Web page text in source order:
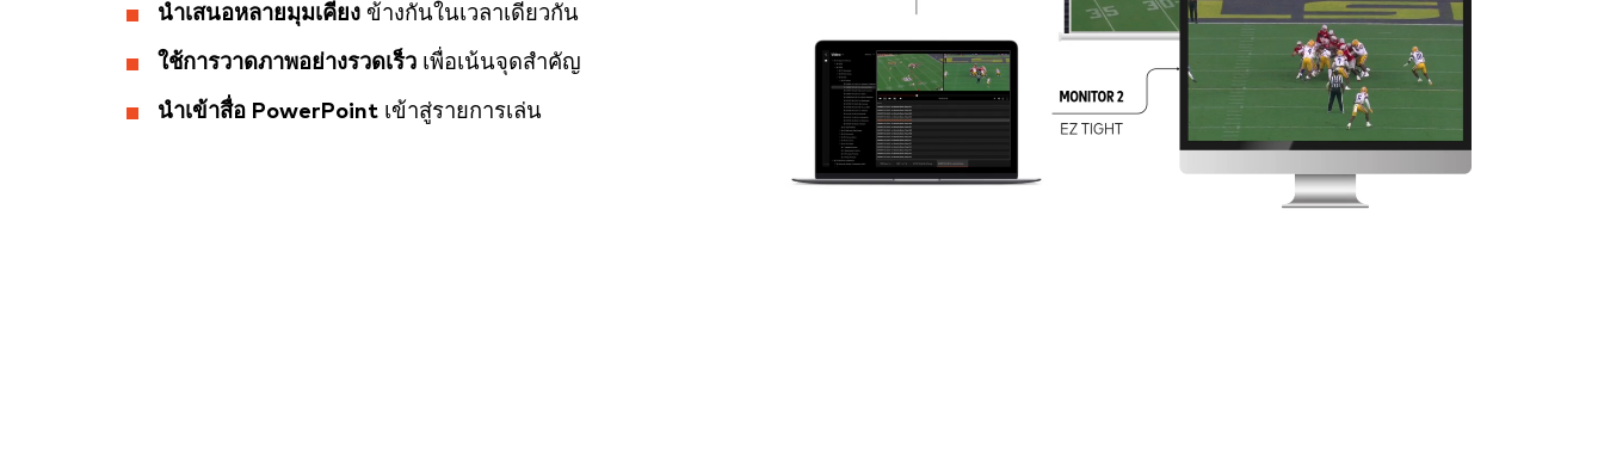
นำเสนอหลายมุมเคียง ข้างกันในเวลาเดียวกัน
ใช้การวาดภาพอย่างรวดเร็ว เพื่อเน้นจุดสำคัญ
นำเข้าสื่อ PowerPoint เข้าสู่รายการเล่น